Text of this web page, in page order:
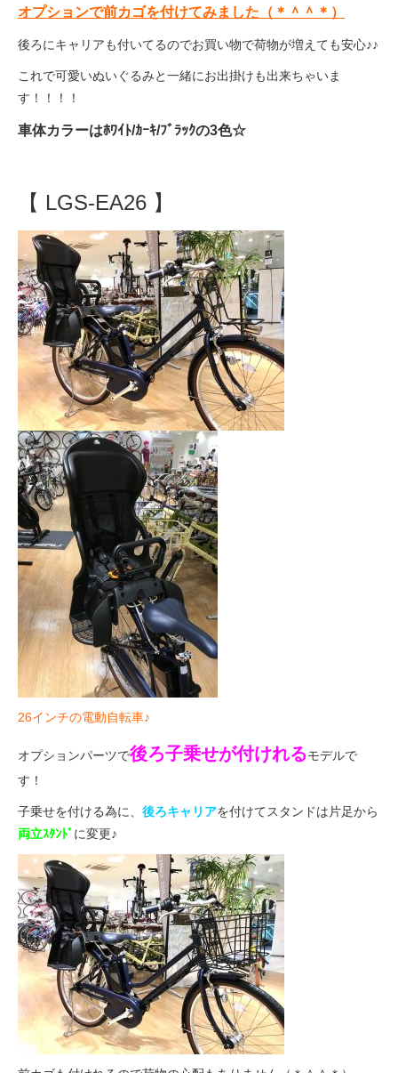
オプションで前カゴを付けてみました（＊＾＾＊）
後ろにキャリアも付いてるのでお買い物で荷物が増えても安心♪♪
これで可愛いぬいぐるみと一緒にお出掛けも出来ちゃいま
す！！！！
車体カラーはﾎﾜｲﾄ/ｶｰｷ/ﾌﾞﾗｯｸの3色☆
【 LGS-EA26 】
26インチの電動自転車♪
オプションパーツで後ろ子乗せが付けれるモデルで
す！
子乗せを付ける為に、 後ろキャリアを付けてスタンドは片足から
両立ｽﾀﾝﾄﾞに変更♪